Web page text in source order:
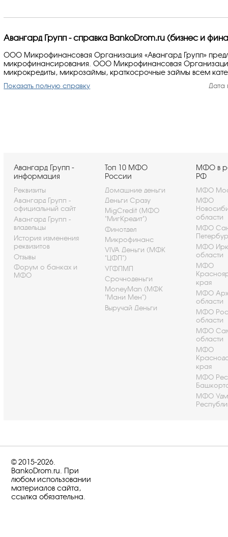
Авангард Групп - справка BankoDrom.ru (бизнес и
ООО Микрофинансовая Организация «Авангард Групп»
микрофинансирования. ООО Микрофинансовая Организация
микрокредиты, микрозаймы, краткосрочные займы всем
Показать полную справку Дата
Авангард Групп -
информация
Реквизиты
Авангард Групп -
официальный сайт
Авангард Групп -
владельцы
История изменения
реквизитов
Отзывы
Форум о банках и
МФО
Топ 10 МФО
России
Домашние деньги
Деньги Сразу
MigCredit (МФО
"МигКредит")
Финотдел
Микрофинанс
VIVA Деньги (МФК
"ЦФП")
УГФПМП
Срочноденьги
MoneyMan (МФК
"Мани Мен")
Выручай Деньги
МФО в
РФ
МФО
МФО
области
МФО
МФО
области
МФО
края
МФО
области
МФО
области
МФО
области
МФО
края
МФО
МФО
© 2015-2026.
BankoDrom.ru. При
любом использовании
материалов сайта,
ссылка обязательна.